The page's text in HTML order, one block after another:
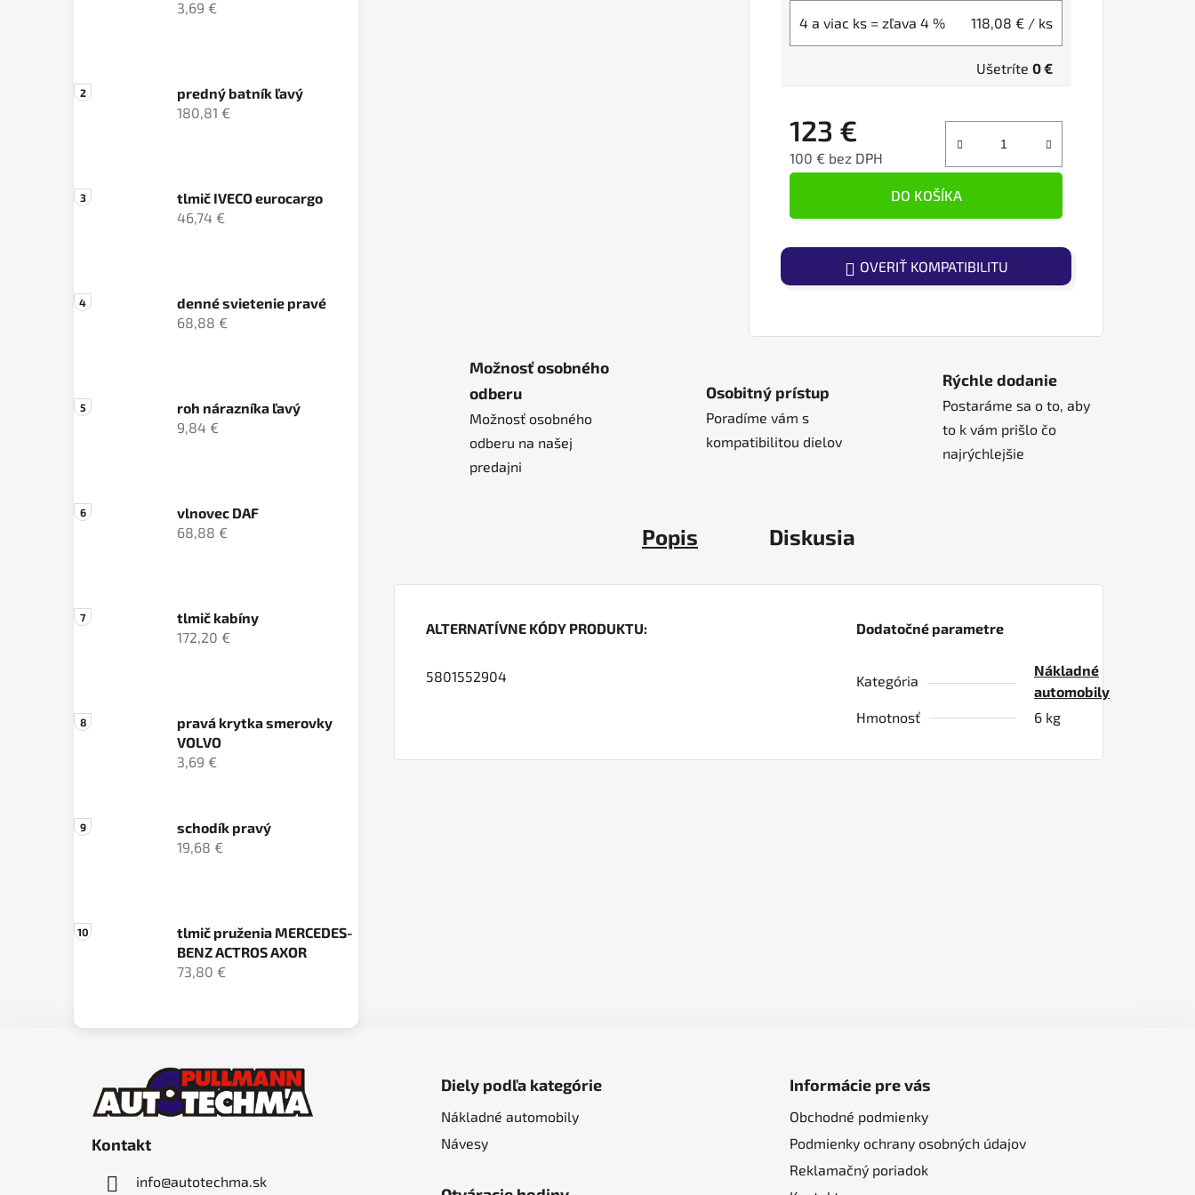
3,69 €
predný batník ľavý
180,81 €
tlmič IVECO eurocargo
46,74 €
denné svietenie pravé
68,88 €
roh nárazníka ľavý
9,84 €
vlnovec DAF
68,88 €
tlmič kabíny
172,20 €
pravá krytka smerovky
VOLVO
3,69 €
schodík pravý
19,68 €
tlmič pruženia MERCEDES-
BENZ ACTROS AXOR
73,80 €
4 a viac ks = zľava 4 % 118,08 € / ks
Ušetríte 0 €
123 €
100 € bez DPH
DO KOŠÍKA
OVERIŤ KOMPATIBILITU
Možnosť osobného
odberu
Možnosť osobného
odberu na našej
predajni
Osobitný prístup
Poradíme vám s
kompatibilitou dielov
Rýchle dodanie
Postaráme sa o to, aby
to k vám prišlo čo
najrýchlejšie
Popis Diskusia
ALTERNATÍVNE KÓDY PRODUKTU:
5801552904
Dodatočné parametre
Kategória
Nákladné
automobily
Hmotnosť
6 kg
Kontakt
info@autotechma.sk
Diely podľa kategórie
Nákladné automobily
Návesy
Informácie pre vás
Obchodné podmienky
Podmienky ochrany osobných údajov
Reklamačný poriadok